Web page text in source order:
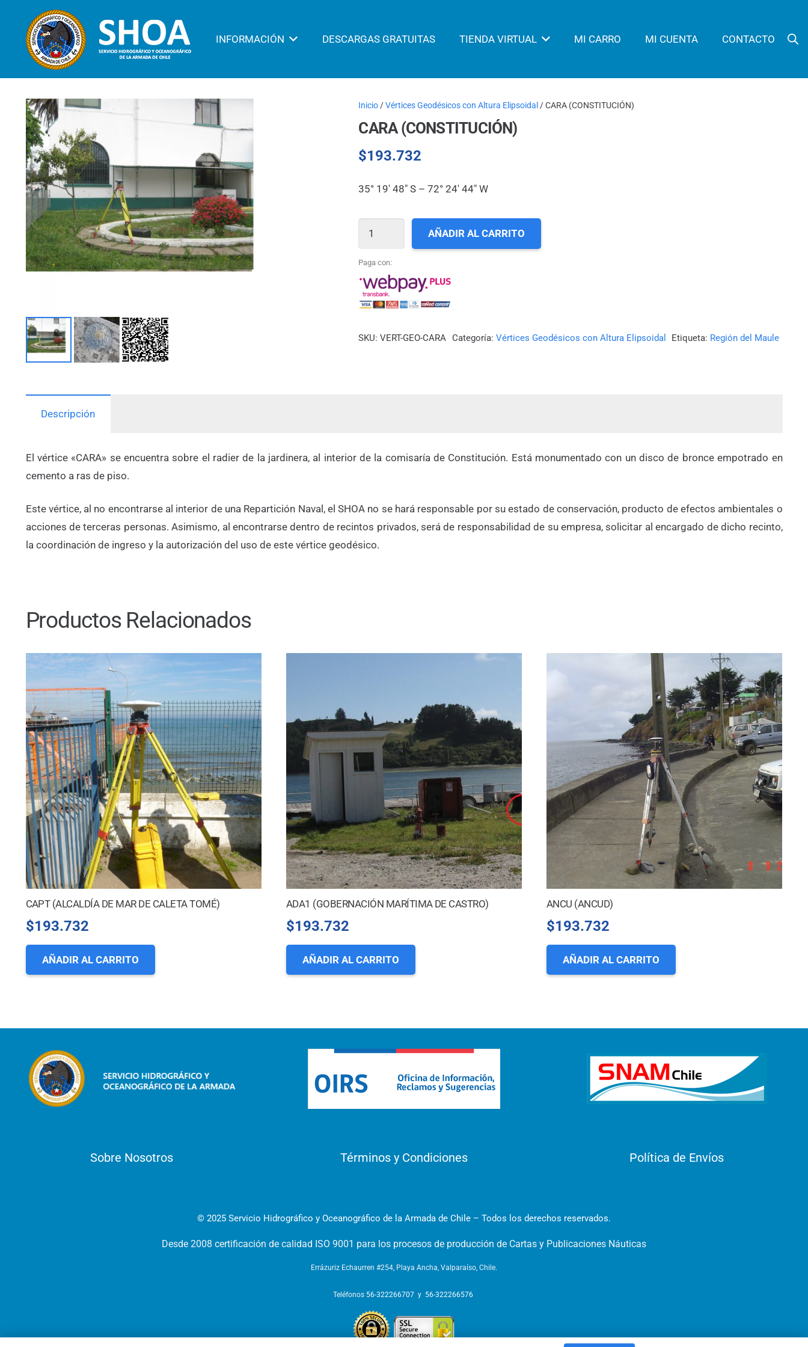
INFORMACIÓN DESCARGAS GRATUITAS TIENDA VIRTUAL MI CARRO MI CUENTA CONTACTO
Inicio /Vértices Geodésicos con Altura Elipsoidal / CARA (CONSTITUCIÓN)
CARA (CONSTITUCIÓN)
$193.732
35° 19′ 48″ S – 72° 24′ 44″ W
(CONSTITUCIÓN)
cantidad
AÑADIR AL CARRITO
Paga con:
SKU:VERT-GEO-CARA Categoría: Vértices Geodésicos con Altura Elipsoidal Etiqueta: Región del Maule
Descripción
El vértice «CARA» se encuentra sobre el radier de la jardinera, al interior de la comisaría de Constitución. Está monumentado con un disco de bronce empotrado en
cemento a ras de piso.
Este vértice, al no encontrarse al interior de una Repartición Naval, el SHOA no se hará responsable por su estado de conservación, producto de efectos ambientales o
acciones de terceras personas. Asimismo, al encontrarse dentro de recintos privados, será de responsabilidad de su empresa, solicitar al encargado de dicho recinto,
la coordinación de ingreso y la autorización del uso de este vértice geodésico.
Productos Relacionados
CAPT (ALCALDÍA DE MAR DE CALETA TOMÉ)
$193.732
AÑADIR AL CARRITO
ADA1 (GOBERNACIÓN MARÍTIMA DE CASTRO)
$193.732
AÑADIR AL CARRITO
ANCU (ANCUD)
$193.732
AÑADIR AL CARRITO
Sobre Nosotros Términos y Condiciones Política de Envíos
© 2025 Servicio Hidrográfico y Oceanográfico de la Armada de Chile – Todos los derechos reservados.
Desde 2008 certificación de calidad ISO 9001 para los procesos de producción de Cartas y Publicaciones Náuticas
Errázuriz Echaurren #254, Playa Ancha, Valparaíso, Chile.
Teléfonos 56-322266707 y 56-322266576